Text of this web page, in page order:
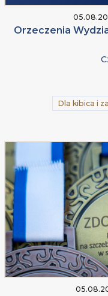
Orzeczenia
Dla kibica i